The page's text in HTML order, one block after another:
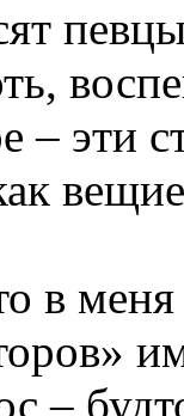
– эти
в меня
–